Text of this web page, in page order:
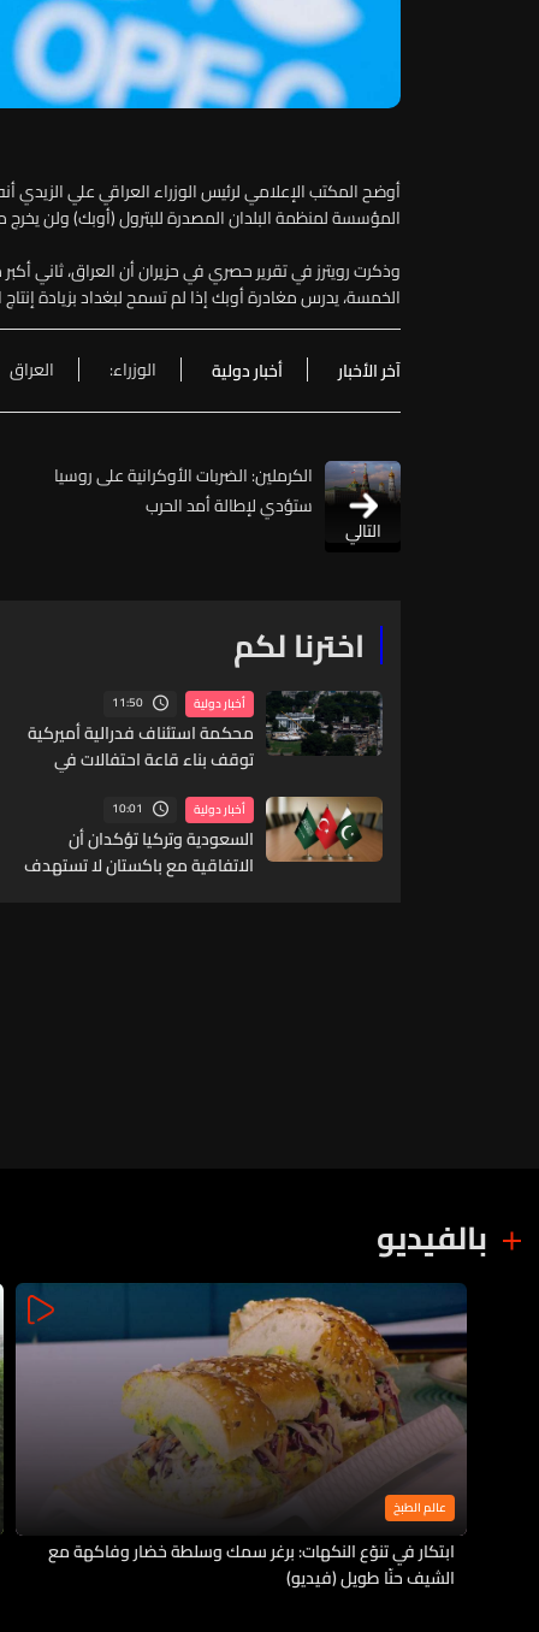
أوضح المكتب الإعلامي لرئيس الوزراء العراقي علي الزيدي
المؤسسة لمنظمة البلدان المصدرة للبترول (أوبك) ولن
وذكرت رويترز في تقرير حصري في حزيران أن العراق، ثاني
الخمسة، يدرس مغادرة أوبك إذا لم تسمح لبغداد بزيادة
آخر الأخبار أخبار دولية الوزراء: العراق
التالي
الكرملين: الضربات الأوكرانية على روسيا
ستؤدي لإطالة أمد الحرب
اخترنا لكم
أخبار دولية 11:50
محكمة استئناف فدرالية أميركية
توقف بناء قاعة احتفالات في
أخبار دولية 10:01
السعودية وتركيا تؤكدان أن
الاتفاقية مع باكستان لا تستهدف
بالفيديو
عالم الطبخ
ابتكار في تنوّع النكهات: برغر سمك وسلطة خضار وفاكهة مع
الشيف حنّا طويل (فيديو)